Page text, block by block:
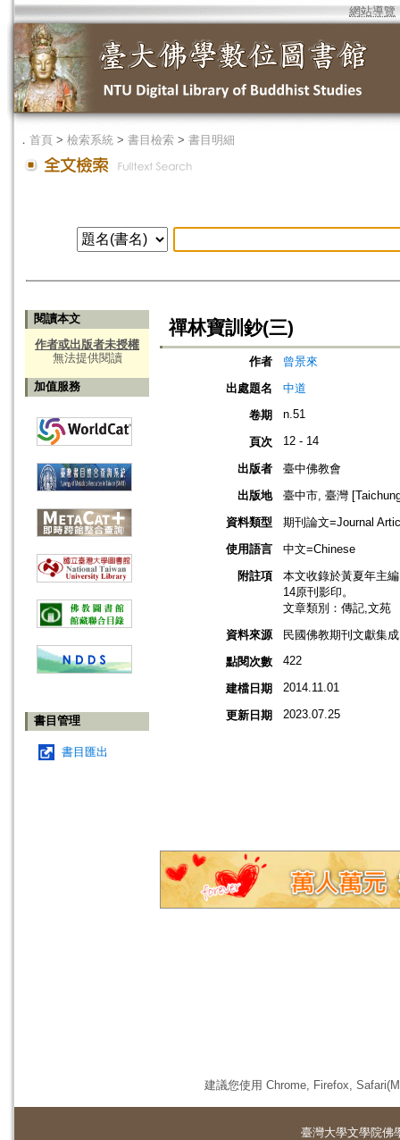
網站導覽
． 首頁 > 檢索系統 > 書目檢索 > 書目明細
閱讀本文
作者或出版者未授權
無法提供閱讀
加值服務
書目管理
書目匯出
禪林寶訓鈔(三)
作者
曾景來
出處題名
中道
卷期
n.51
頁次 12 - 14
出版者
臺中佛教會
出版地
臺中市, 臺灣
資料類型
期刊論文=Journal
使用語言
中文=Chinese
附註項
本文收錄於黃夏年主
14原刊影印。
文章類別：傳記,文苑
資料來源
民國佛教期刊文獻集
點閱次數
422
建檔日期 2014.11.01
更新日期 2023.07.25
建議您使用 Chrome, Firefox,
臺灣大學文學院佛